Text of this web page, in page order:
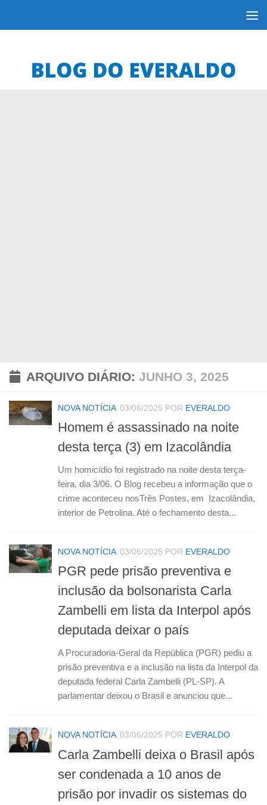
ARQUIVO DIÁRIO: JUNHO 3, 2025
NOVA NOTÍCIA 03/06/2025 POR EVERALDO
Homem é assassinado na noite
desta terça (3) em Izacolândia
Um homicídio foi registrado na noite desta terça-
feira, dia 3/06. O Blog recebeu a informação que o
crime aconteceu nosTrês Postes, em Izacolândia,
interior de Petrolina. Até o fechamento desta...
NOVA NOTÍCIA 03/06/2025 POR EVERALDO
PGR pede prisão preventiva e
inclusão da bolsonarista Carla
Zambelli em lista da Interpol após
deputada deixar o país
A Procuradoria-Geral da República (PGR) pediu a
prisão preventiva e a inclusão na lista da Interpol da
deputada federal Carla Zambelli (PL-SP). A
parlamentar deixou o Brasil e anunciou que...
NOVA NOTÍCIA 03/06/2025 POR EVERALDO
Carla Zambelli deixa o Brasil após
ser condenada a 10 anos de
prisão por invadir os sistemas do